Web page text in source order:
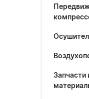
Запчасти